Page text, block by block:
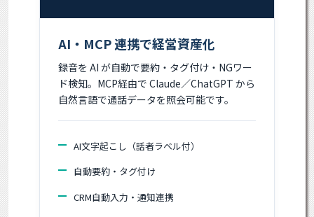
AI・MCP 連携で経営資産化
録音を AI が自動で要約・タグ付け・NGワー
ド検知。MCP経由で Claude／ChatGPT から
自然言語で通話データを照会可能です。
AI文字起こし（話者ラベル付）
自動要約・タグ付け
CRM自動入力・通知連携